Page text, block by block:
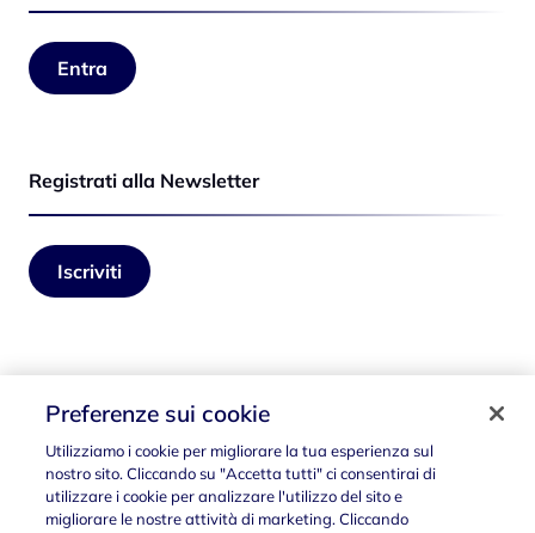
Entra
Registrati alla Newsletter
Iscriviti
Preferenze sui cookie
Utilizziamo i cookie per migliorare la tua esperienza sul
nostro sito. Cliccando su "Accetta tutti" ci consentirai di
utilizzare i cookie per analizzare l'utilizzo del sito e
migliorare le nostre attività di marketing. Cliccando